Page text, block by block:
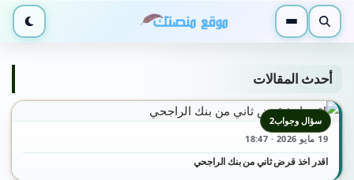
بحث القائمة الوضع
أحدث المقالات
19 مايو 2026 · 18:47
اقدر اخذ قرض ثاني من بنك الراجحي
سؤال وجواب2